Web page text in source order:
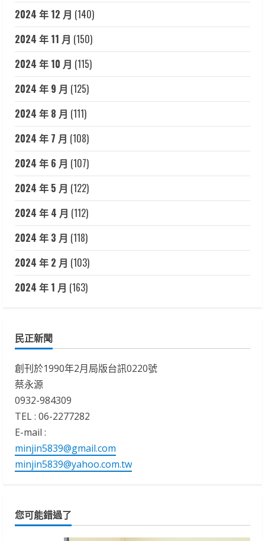
2024 年 12 月 (140)
2024 年 11 月 (150)
2024 年 10 月 (115)
2024 年 9 月 (125)
2024 年 8 月 (111)
2024 年 7 月 (108)
2024 年 6 月 (107)
2024 年 5 月 (122)
2024 年 4 月 (112)
2024 年 3 月 (118)
2024 年 2 月 (103)
2024 年 1 月 (163)
民正新聞
創刊於1990年2月局版台訊0220號
蔡永源
0932-984309
TEL : 06-2277282
E-mail :
minjin5839@gmail.com
minjin5839@yahoo.com.tw
您可能錯過了